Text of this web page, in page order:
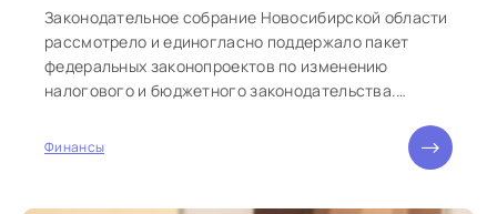
Законодательное собрание Новосибирской области
рассмотрело и единогласно поддержало пакет
федеральных законопроектов по изменению
налогового и бюджетного законодательства.
Финансы